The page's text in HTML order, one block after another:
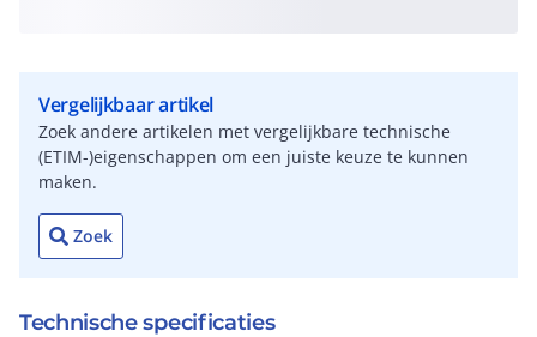
Vergelijkbaar artikel
Zoek andere artikelen met vergelijkbare technische
(ETIM-)eigenschappen om een juiste keuze te kunnen
maken.
Zoek
Technische specificaties